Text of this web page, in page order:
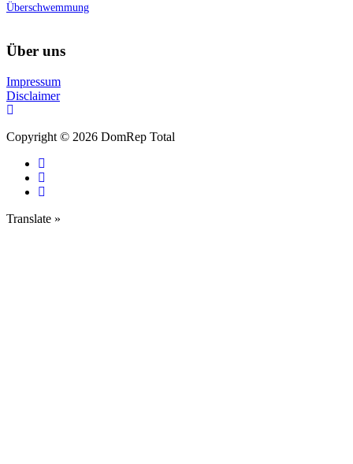
Überschwemmung
Über uns
Impressum
Disclaimer
Copyright © 2026 DomRep Total
Translate »